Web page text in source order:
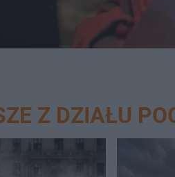
Z DZIAŁU